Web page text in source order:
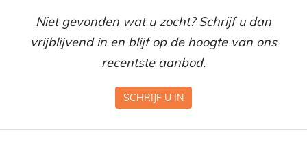
Niet gevonden wat u zocht? Schrijf u dan
vrijblijvend in en blijf op de hoogte van ons
recentste aanbod.
SCHRIJF U IN